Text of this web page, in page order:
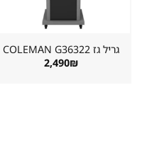
גריל גז ⁦COLEMAN G36322⁩
2,490